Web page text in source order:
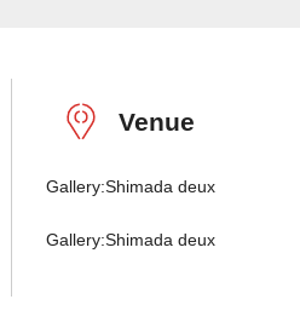
Venue
Gallery:Shimada deux
Gallery:Shimada deux